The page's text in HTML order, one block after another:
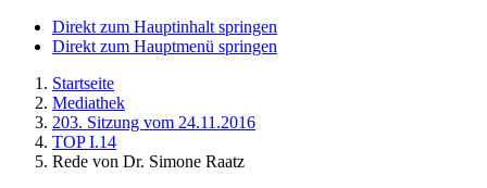
Direkt zum Hauptinhalt springen
Direkt zum Hauptmenü springen
Startseite
Mediathek
203. Sitzung vom 24.11.2016
TOP I.14
Rede von Dr. Simone Raatz